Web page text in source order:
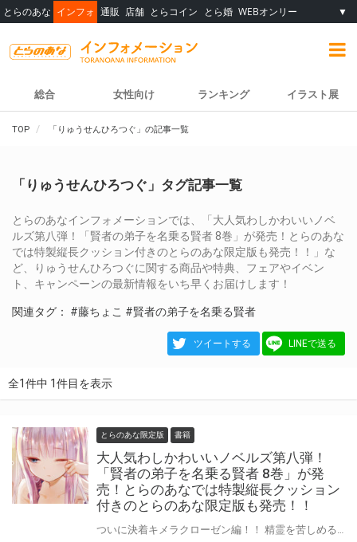
とらのあな インフォ 通販 店舗 とらコイン とら婚 WEBオンリー ▼
総合 女性向け ランキング イラスト展
TOP 「りゅうせんひろつぐ」の記事一覧
「りゅうせんひろつぐ」タグ記事一覧
とらのあなインフォメーションでは、「大人気わしかわいいノベ
ルズ第八弾！「賢者の弟子を名乗る賢者 8巻」が発売！とらのあな
では特製縦長クッション付きのとらのあな限定版も発売！！」な
ど、りゅうせんひろつぐに関する商品や特典、フェアやイベン
ト、キャンペーンの最新情報をいち早くお届けします！
関連タグ： #藤ちょこ #賢者の弟子を名乗る賢者
ツイートする LINEで送る
全1件中 1件目を表示
とらのあな限定版 書籍
大人気わしかわいいノベルズ第八弾！
「賢者の弟子を名乗る賢者 8巻」が発
売！とらのあなでは特製縦長クッション
付きのとらのあな限定版も発売！！